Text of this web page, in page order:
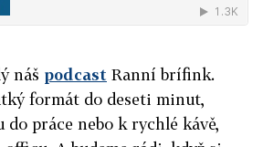
náš podcast Ranní brífink.
formát do deseti minut,
do práce nebo k rychlé kávě,